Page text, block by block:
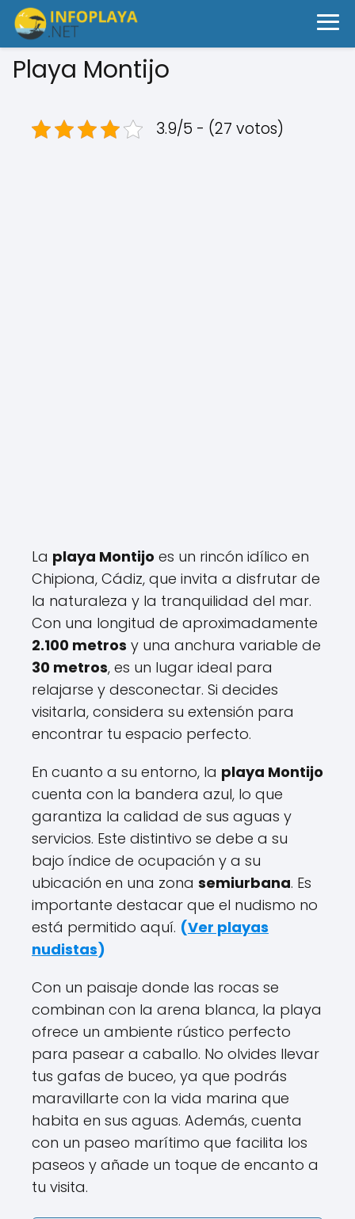
Playa Montijo
3.9/5 - (27 votos)
La playa Montijo es un rincón idílico en
Chipiona, Cádiz, que invita a disfrutar de
la naturaleza y la tranquilidad del mar.
Con una longitud de aproximadamente
2.100 metros y una anchura variable de
30 metros, es un lugar ideal para
relajarse y desconectar. Si decides
visitarla, considera su extensión para
encontrar tu espacio perfecto.
En cuanto a su entorno, la playa Montijo
cuenta con la bandera azul, lo que
garantiza la calidad de sus aguas y
servicios. Este distintivo se debe a su
bajo índice de ocupación y a su
ubicación en una zona semiurbana. Es
importante destacar que el nudismo no
está permitido aquí. (Ver playas
nudistas)
Con un paisaje donde las rocas se
combinan con la arena blanca, la playa
ofrece un ambiente rústico perfecto
para pasear a caballo. No olvides llevar
tus gafas de buceo, ya que podrás
maravillarte con la vida marina que
habita en sus aguas. Además, cuenta
con un paseo marítimo que facilita los
paseos y añade un toque de encanto a
tu visita.